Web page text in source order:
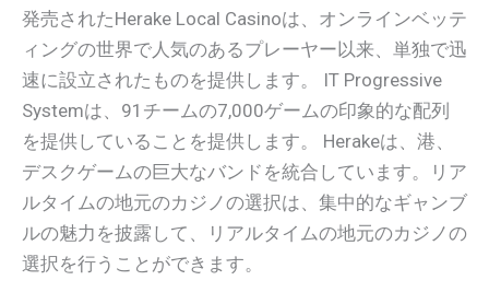
発売されたHerake Local Casinoは、オンラインベッテ
ィングの世界で人気のあるプレーヤー以来、単独で迅
速に設立されたものを提供します。 IT Progressive
Systemは、91チームの7,000ゲームの印象的な配列
を提供していることを提供します。 Herakeは、港、
デスクゲームの巨大なバンドを統合しています。リア
ルタイムの地元のカジノの選択は、集中的なギャンブ
ルの魅力を披露して、リアルタイムの地元のカジノの
選択を行うことができます。